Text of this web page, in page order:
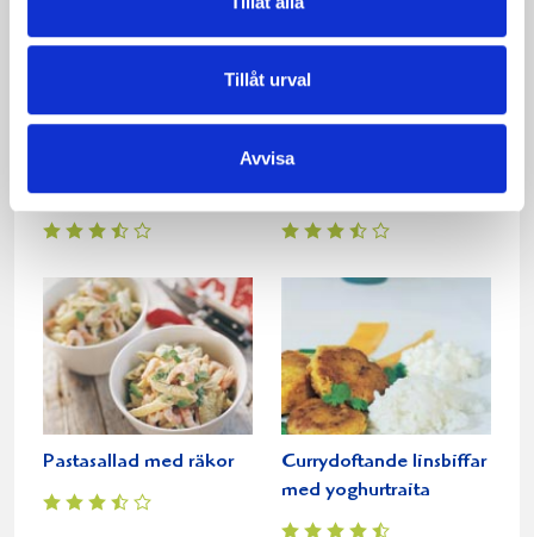
Tillåt urval
Avvisa
Fransk kycklinggryta Skaldjurspaj med sparris
Pastasallad med räkor
Currydoftande linsbiffar
med yoghurtraita